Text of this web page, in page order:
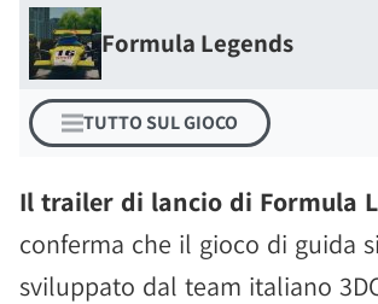
Formula Legends
TUTTO SUL GIOCO
Il trailer di lancio di Formula
conferma che il gioco di guida
sviluppato dal team italiano